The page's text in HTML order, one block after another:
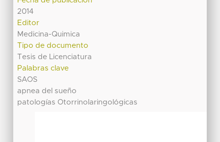
2014
Editor
Medicina-Quimica
Tipo de documento
Tesis de Licenciatura
Palabras clave
SAOS
apnea del sueño
patologías Otorrinolaringológicas